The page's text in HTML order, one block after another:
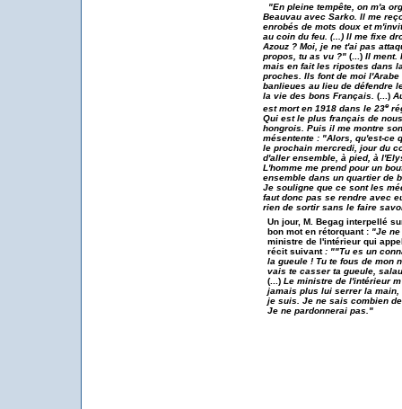
"En pleine tempête, on m'a
Beauvau avec Sarko. Il me
enrobés de mots doux et
au coin du feu. (...) Il me fixe
Azouz ? Moi, je ne t'ai pas
propos, tu as vu ?" (...) Il ment.
mais en fait les ripostes dans
proches. Ils font de moi
banlieues au lieu de défendre
la vie des bons Français.
(...)
est mort en 1918 dans le 23e
Qui est le plus français de
hongrois.
Puis il me montre
mésentente : "Alors, qu'est-ce
le prochain mercredi, jour du
d'aller ensemble, à pied, à
L'homme me prend pour un
ensemble dans un quartier de
Je souligne que ce sont les
faut donc pas se rendre avec
rien de sortir sans le faire
Un jour, M. Begag interpellé
bon mot en rétorquant : "Je ne
ministre de l'intérieur qui
récit suivant: ""Tu es un
la gueule ! Tu te fous de mon
vais te casser ta gueule,
(...) Le ministre de l'intérieur
jamais plus lui serrer la
je suis. Je ne sais combien
Je ne pardonnerai pas. "